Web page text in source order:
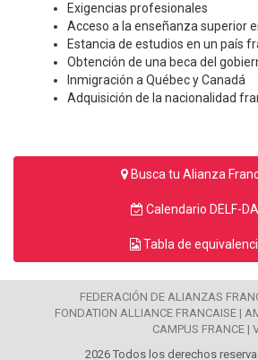
Exigencias profesionales
Acceso a la enseñanza superior
Estancia de estudios en un país
Obtención de una beca del
Inmigración a Québec y Canadá
Adquisición de la nacionalidad
Busca tu Alianza
Calendario DELF-
Tabla de
FEDERACIÓN DE ALIANZAS
FONDATION ALLIANCE FRANCAISE |
CAMPUS FRANCE |
2026 Todos los derechos